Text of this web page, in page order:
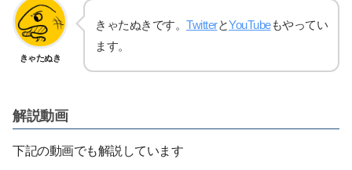
きゃたぬき
きゃたぬきです。 TwitterとYouTubeもやってい
ます。
解説動画
下記の動画でも解説しています